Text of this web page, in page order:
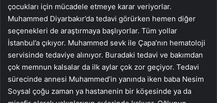
çocukları için mücadele etmeye karar veriyorlar.
Muhammed Diyarbakır’da tedavi görürken hemen diğer
seçenekleri de araştırmaya başlıyorlar. Tüm yollar
İstanbul’a çıkıyor. Muhammed sevk ile Çapa’nın hematoloji
servisinde tedaviye alınıyor. Buradaki tedavi ve bakımdan
çok memnun kalsalar da ilk aylar çok zor geçiyor. Tedavi
sürecinde annesi Muhammed’in yanında iken baba Nesim
Soysal çoğu zaman ya hastanenin bir köşesinde ya da